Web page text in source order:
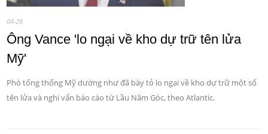
04-29
Ông Vance 'lo ngại về kho dự trữ tên lửa
Mỹ'
Phó tổng thống Mỹ dường như đã bày tỏ lo ngại về kho dự trữ một số
tên lửa và nghi vấn báo cáo từ Lầu Năm Góc, theo Atlantic.